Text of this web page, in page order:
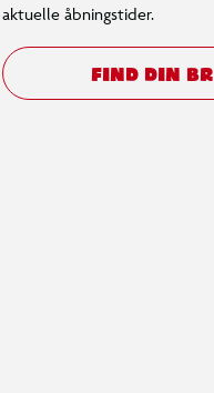
aktuelle åbningstider.
FIND DIN BR